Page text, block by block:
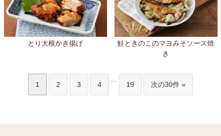
とり大根かき揚げ
鮭ときのこのマヨみそソース焼
き
1 2 3 4 19 次の30件 »